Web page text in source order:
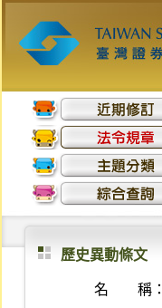
歷史異動條文
名 稱：